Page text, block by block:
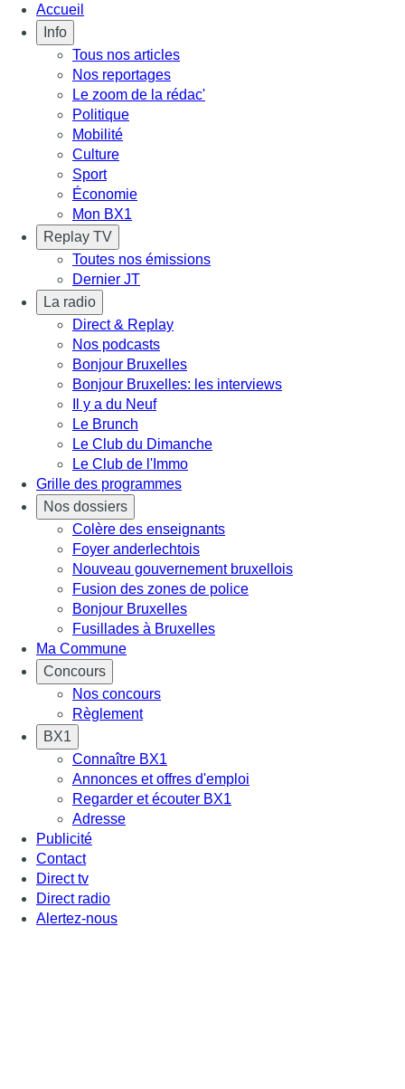
Accueil
Info
Tous nos articles
Nos reportages
Le zoom de la rédac'
Politique
Mobilité
Culture
Sport
Économie
Mon BX1
Replay TV
Toutes nos émissions
Dernier JT
La radio
Direct & Replay
Nos podcasts
Bonjour Bruxelles
Bonjour Bruxelles: les interviews
Il y a du Neuf
Le Brunch
Le Club du Dimanche
Le Club de l'Immo
Grille des programmes
Nos dossiers
Colère des enseignants
Foyer anderlechtois
Nouveau gouvernement bruxellois
Fusion des zones de police
Bonjour Bruxelles
Fusillades à Bruxelles
Ma Commune
Concours
Nos concours
Règlement
BX1
Connaître BX1
Annonces et offres d'emploi
Regarder et écouter BX1
Adresse
Publicité
Contact
Direct tv
Direct radio
Alertez-nous